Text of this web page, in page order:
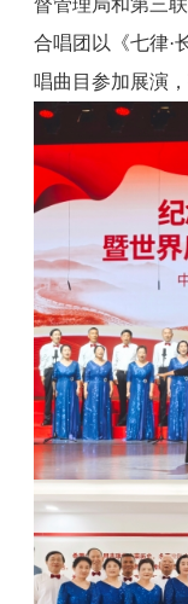
合唱团以《七律·
唱曲目参加展演